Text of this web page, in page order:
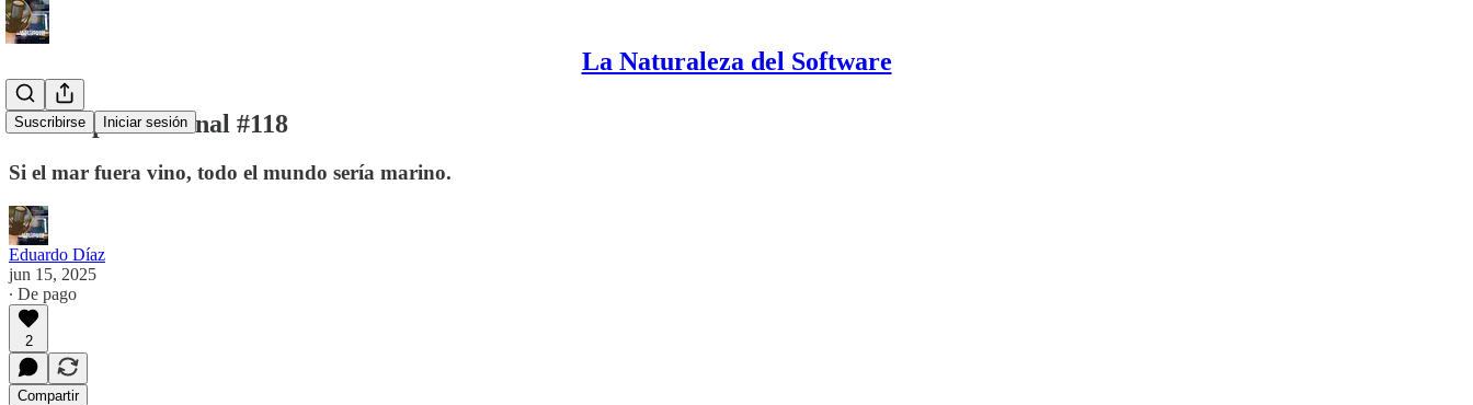
La Naturaleza del Software
Suscribirse Iniciar sesión
Periscopio Semanal #118
Si el mar fuera vino, todo el mundo sería marino.
Eduardo Díaz
jun 15, 2025
∙ De pago
2
Compartir